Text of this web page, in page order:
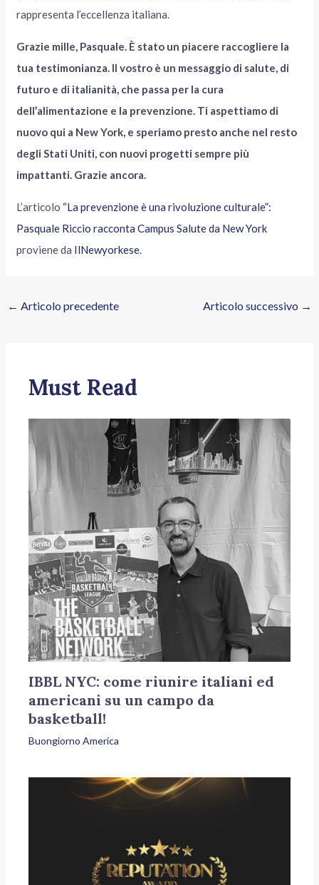
rappresenta l’eccellenza italiana.
Grazie mille, Pasquale. È stato un piacere raccogliere la
tua testimonianza. Il vostro è un messaggio di salute, di
futuro e di italianità, che passa per la cura
dell’alimentazione e la prevenzione. Ti aspettiamo di
nuovo qui a New York, e speriamo presto anche nel resto
degli Stati Uniti, con nuovi progetti sempre più
impattanti. Grazie ancora.
L’articolo “La prevenzione è una rivoluzione culturale”:
Pasquale Riccio racconta Campus Salute da New York
proviene da IlNewyorkese.
← Articolo precedente Articolo successivo →
Must Read
IBBL NYC: come riunire italiani ed
americani su un campo da
basketball!
Buongiorno America